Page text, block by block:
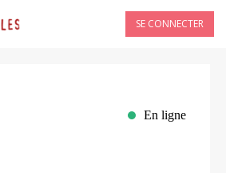
SE CONNECTER
En ligne